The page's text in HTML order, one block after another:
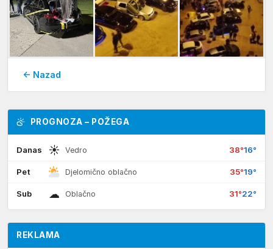
← Nazad
PROGNOZA – POŽEGA
Danas ☀ Vedro 38°16°
Pet Djelomično oblačno 35°19°
Sub ☁ Oblačno 31°22°
REKLAMA